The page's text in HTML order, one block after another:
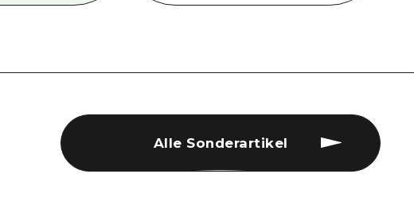
Alle Sonderartikel